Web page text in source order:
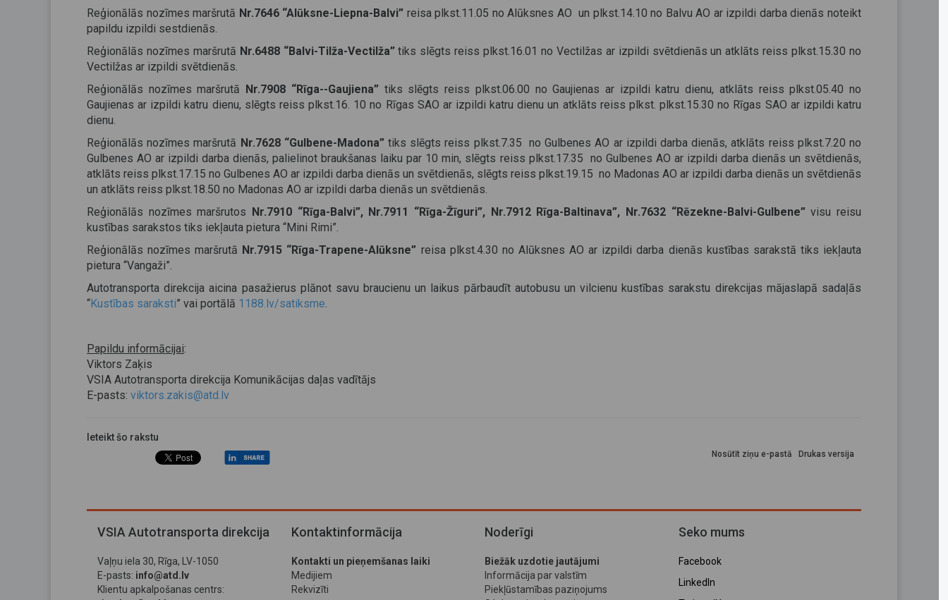
Reģionālās nozīmes maršrutā Nr.7646 “Alūksne-Liepna-Balvi” reisa plkst.11.05 no Alūksnes AO un plkst.14.10 no Balvu AO ar izpildi darba dienās noteikt
papildu izpildi sestdienās.
Reģionālās nozīmes maršrutā Nr.6488 “Balvi-Tilža-Vectilža”tiks slēgts reiss plkst.16.01 no Vectilžas ar izpildi svētdienās un atklāts reiss plkst.15.30 no
Vectilžas ar izpildi svētdienās.
Reģionālās nozīmes maršrutā Nr.7908 “Rīga--Gaujiena”tiks slēgts reiss plkst.06.00 no Gaujienas ar izpildi katru dienu, atklāts reiss plkst.05.40 no
Gaujienas ar izpildi katru dienu, slēgts reiss plkst.16. 10 no Rīgas SAO ar izpildi katru dienu un atklāts reiss plkst. plkst.15.30 no Rīgas SAO ar izpildi katru
dienu.
Reģionālās nozīmes maršrutā Nr.7628 “Gulbene-Madona”tiks slēgts reiss plkst.7.35 no Gulbenes AO ar izpildi darba dienās, atklāts reiss plkst.7.20 no
Gulbenes AO ar izpildi darba dienās, palielinot braukšanas laiku par 10 min, slēgts reiss plkst.17.35 no Gulbenes AO ar izpildi darba dienās un svētdienās,
atklāts reiss plkst.17.15 no Gulbenes AO ar izpildi darba dienās un svētdienās, slēgts reiss plkst.19.15 no Madonas AO ar izpildi darba dienās un svētdienās
un atklāts reiss plkst.18.50 no Madonas AO ar izpildi darba dienās un svētdienās.
Reģionālās nozīmes maršrutos Nr.7910 “Rīga-Balvi”, Nr.7911 “Rīga-Žīguri”, Nr.7912 Rīga-Baltinava”, Nr.7632 “Rēzekne-Balvi-Gulbene”visu reisu
kustības sarakstos tiks iekļauta pietura “Mini Rimi”.
Reģionālās nozīmes maršrutā Nr.7915 “Rīga-Trapene-Alūksne” reisa plkst.4.30 no Alūksnes AO ar izpildi darba dienās kustības sarakstā tiks iekļauta
pietura “Vangaži”.
Autotransporta direkcija aicina pasažierus plānot savu braucienu un laikus pārbaudīt autobusu un vilcienu kustības sarakstu direkcijas mājaslapā sadaļās
“Kustības saraksti” vai portālā 1188.lv/satiksme.
Papildu informācijai:
Viktors Zaķis
VSIA Autotransporta direkcija Komunikācijas daļas vadītājs
E-pasts: viktors.zakis@atd.lv
Ieteikt šo rakstu
Drukas versija
Nosūtīt ziņu e-pastā
VSIA Autotransporta direkcija
Vaļņu iela 30, Rīga, LV-1050
E-pasts: info@atd.lv
Klientu apkalpošanas centrs:
Kontaktinformācija
Kontakti un pieņemšanas laiki
Medijiem
Rekvizīti
Noderīgi
Biežāk uzdotie jautājumi
Informācija par valstīm
Piekļūstamības paziņojums
Seko mums
Facebook
LinkedIn